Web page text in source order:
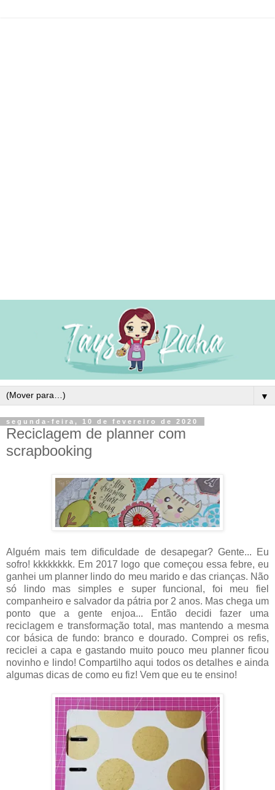
▼
segunda-feira, 10 de fevereiro de 2020
Reciclagem de planner com
scrapbooking
Alguém mais tem dificuldade de desapegar? Gente... Eu
sofro! kkkkkkkk. Em 2017 logo que começou essa febre, eu
ganhei um planner lindo do meu marido e das crianças. Não
só lindo mas simples e super funcional, foi meu fiel
companheiro e salvador da pátria por 2 anos. Mas chega um
ponto que a gente enjoa... Então decidi fazer uma
reciclagem e transformação total, mas mantendo a mesma
cor básica de fundo: branco e dourado. Comprei os refis,
reciclei a capa e gastando muito pouco meu planner ficou
novinho e lindo! Compartilho aqui todos os detalhes e ainda
algumas dicas de como eu fiz! Vem que eu te ensino!